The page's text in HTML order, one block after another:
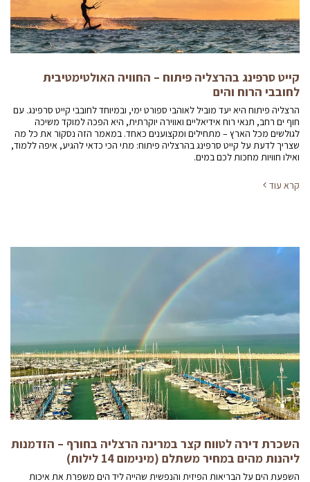
קייט סרפינג בהרצליה פיתוח – החוויה האולטימטיבית
לחובבי הרוח והים
הרצליה פיתוח היא יעד מוביל לאוהבי ספורט ימי, ובמיוחד לחובבי קייט סרפינג. עם
חוף ים רחב, תנאי רוח אידיאליים ואווירה יוקרתית, היא הפכה למוקד משיכה
לגולשים מכל הארץ – מתחילים ומקצוענים כאחד. במאמר הזה נסקור את כל מה
שצריך לדעת על קייט סרפינג בהרצליה פיתוח: מתי הכי כדאי להגיע, איפה ללמוד,
ואילו חוויות מחכות לכם במים.
קרא עוד
השכרת דירה לטווח קצר במרינה הרצליה בחורף – הזדמנות
ליהנות מהים במחיר משתלם (מינימום 14 לילות)
השפעת הים על הבריאות הפיזית והנפשית שהייה ליד הים משפרת את איכות